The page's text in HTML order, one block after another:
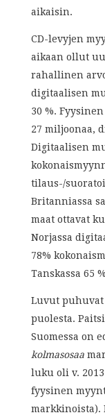
aikaisin.
CD-levyjen
aikaan ollut
rahallinen
digitaalisen
30 %.
27 miljoonaa,
Digitaalisen
tilaus-/
Britanniassa
maat ottavat
Norjassa
78%
Tanskassa 65
Luvut puhuvat
puolesta.
Suomessa on
kolmasosaa
luku oli v. 2013
fyysinen
markkinoista).